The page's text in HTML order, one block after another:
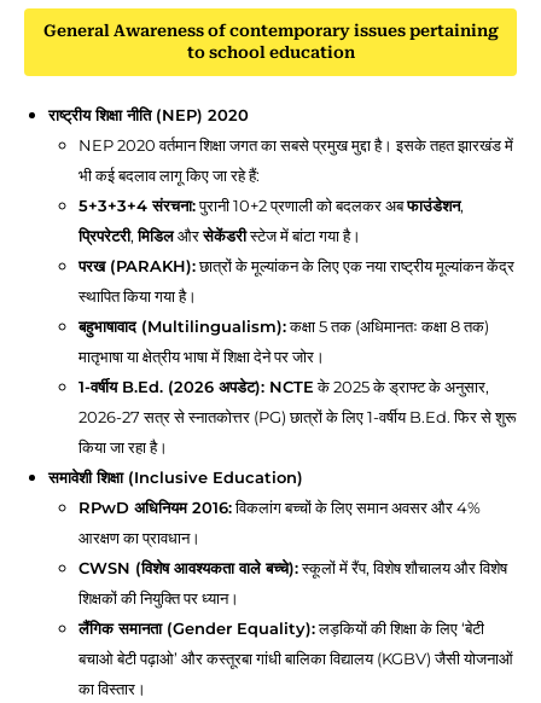
General Awareness of contemporary issues pertaining
to school education
राष्ट्रीय शिक्षा नीति (NEP) 2020
NEP 2020 वर्तमान शिक्षा जगत का सबसे प्रमुख मुद्दा है। इसके तहत झारखंड में
भी कई बदलाव लागू किए जा रहे हैं:
5+3+3+4 संरचना:पुरानी 10+2 प्रणाली को बदलकर अबफाउंडेशन,
प्रिपरेटरी,मिडिलऔरसेकेंडरीस्टेज में बांटा गया है।
परख (PARAKH):छात्रों के मूल्यांकन के लिए एक नया राष्ट्रीय मूल्यांकन केंद्र
स्थापित किया गया है।
बहुभाषावाद (Multilingualism):कक्षा 5 तक (अधिमानतः कक्षा 8 तक)
मातृभाषा या क्षेत्रीय भाषा में शिक्षा देने पर जोर।
1-वर्षीय B.Ed. (2026 अपडेट): NCTEके 2025 के ड्राफ्ट के अनुसार,
2026-27 सत्र से स्नातकोत्तर (PG) छात्रों के लिए 1-वर्षीय B.Ed. फिर से शुरू
किया जा रहा है।
समावेशी शिक्षा (Inclusive Education)
RPwD अधिनियम 2016:विकलांग बच्चों के लिए समान अवसर और 4%
आरक्षण का प्रावधान।
CWSN (विशेष आवश्यकता वाले बच्चे):स्कूलों में रैंप, विशेष शौचालय और विशेष
शिक्षकों की नियुक्ति पर ध्यान।
लैंगिक समानता (Gender Equality):लड़कियों की शिक्षा के लिए ‘बेटी
बचाओ बेटी पढ़ाओ’ और कस्तूरबा गांधी बालिका विद्यालय (KGBV) जैसी योजनाओं
का विस्तार।